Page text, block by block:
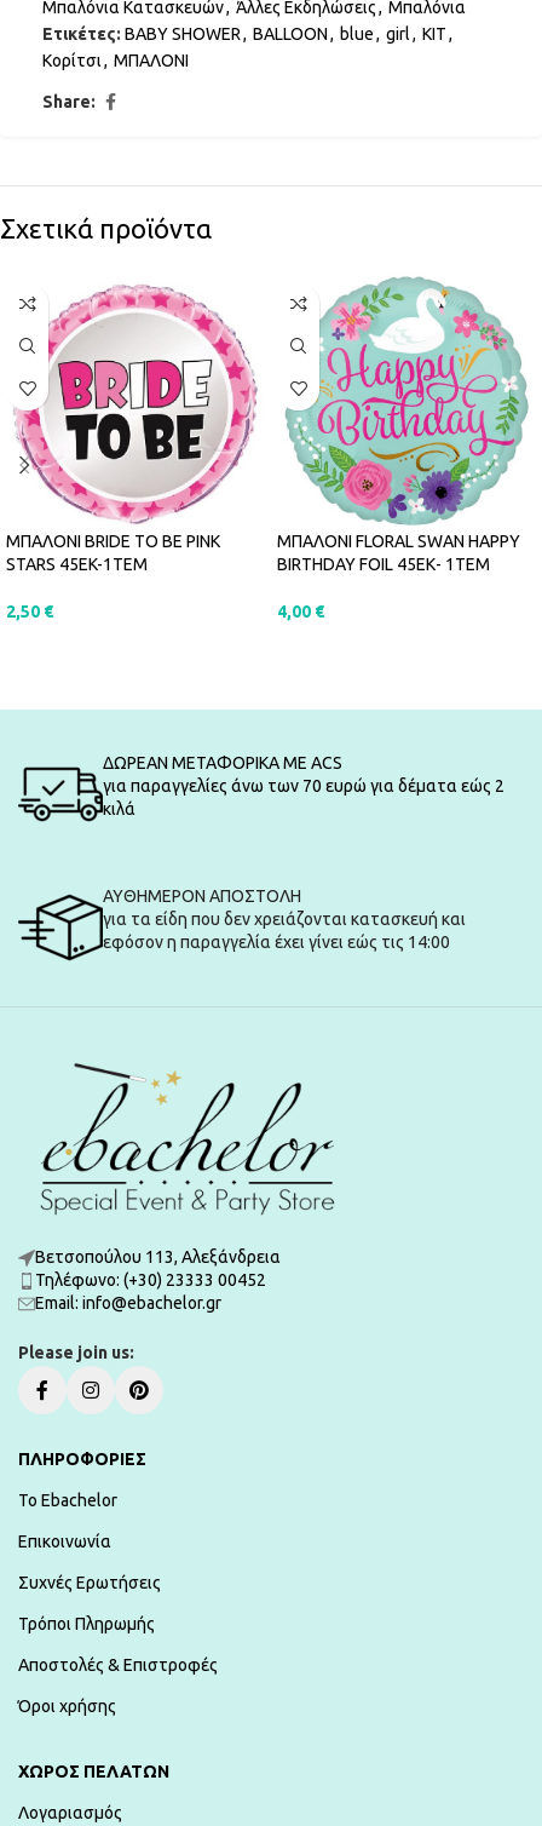
Μπαλόνια Κατασκευών, Άλλες Εκδηλώσεις, Μπαλόνια
Ετικέτες: BABY SHOWER, BALLOON, blue, girl, KIT,
Κορίτσι, ΜΠΑΛΟΝΙ
Share:
Σχετικά προϊόντα
ΜΠΑΛΟΝΙ BRIDE TO BE PINK
STARS 45EK-1ΤΕΜ
2,50 €
ΜΠΑΛΟΝΙ FLORAL SWAN HAPPY
BIRTHDAY FOIL 45ΕΚ- 1ΤΕΜ
4,00 €
ΔΩΡΕΑΝ ΜΕΤΑΦΟΡΙΚΑ ΜΕ ACS
για παραγγελίες άνω των 70 ευρώ για δέματα εώς 2
κιλά
ΑΥΘΗΜΕΡΟΝ ΑΠΟΣΤΟΛΗ
για τα είδη που δεν χρειάζονται κατασκευή και
εφόσον η παραγγελία έχει γίνει εώς τις 14:00
Βετσοπούλου 113, Αλεξάνδρεια
Τηλέφωνο: (+30) 23333 00452
Εmail: info@ebachelor.gr
Please join us:
ΠΛΗΡΟΦΟΡΙΕΣ
To Ebachelor
Επικοινωνία
Συχνές Ερωτήσεις
Τρόποι Πληρωμής
Αποστολές & Επιστροφές
Όροι χρήσης
ΧΏΡΟΣ ΠΕΛΑΤΏΝ
Λογαριασμός